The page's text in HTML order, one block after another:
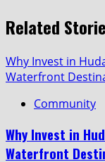
Related
Why Invest in
Waterfront
Community
Why Invest in
Waterfront